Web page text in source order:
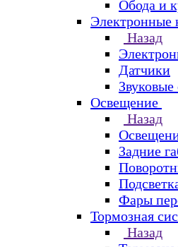
Обода и
Электронные
Назад
Датчики
Освещение
Назад
Задние
Фары
Тормозная
Назад